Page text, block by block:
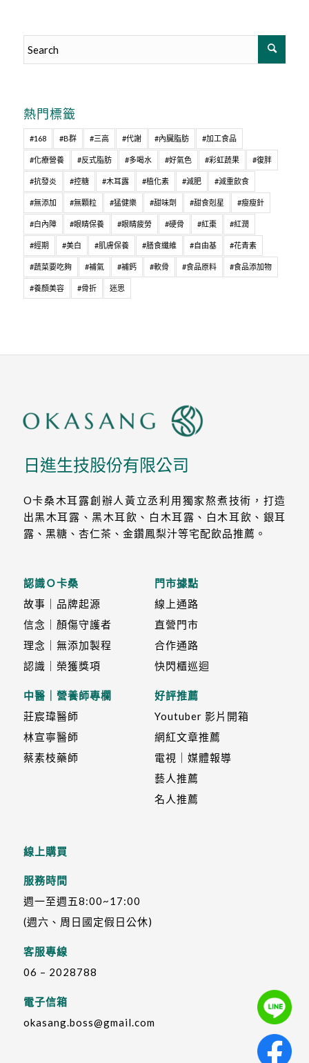
熱門標籤
#168 #B群 #三高 #代謝 #內臟脂肪 #加工食品
#化療營養 #反式脂肪 #多喝水 #好氣色 #彩虹蔬果 #復胖
#抗發炎 #控糖 #木耳露 #植化素 #減肥 #減重飲食
#無添加 #無顆粒 #猛健樂 #甜味劑 #甜食剋星 #瘦瘦針
#白內障 #眼睛保養 #眼睛疲勞 #硬骨 #紅棗 #紅潤
#經期 #美白 #肌膚保養 #膳食纖維 #自由基 #花青素
#蔬菜要吃夠 #補氣 #補鈣 #軟骨 #食品原料 #食品添加物
#養顏美容 #骨折 迷思
日進生技股份有限公司
O卡桑木耳露創辦人黃立丞利用獨家熬煮技術，打造
出黑木耳露、黑木耳飲、白木耳露、白木耳飲、銀耳
露、黑糖、杏仁茶、金鑽鳳梨汁等宅配飲品推薦。
認識Ｏ卡桑
故事｜品牌起源
信念｜顏傷守護者
理念｜無添加製程
認識｜榮獲獎項
中醫｜營養師專欄
莊宸瑋醫師
林宣寧醫師
蔡素枝藥師
門市據點
線上通路
直營門市
合作通路
快閃櫃巡迴
好評推薦
Youtuber 影片開箱
網紅文章推薦
電視｜媒體報導
藝人推薦
名人推薦
線上購買
服務時間
週一至週五8:00~17:00
(週六、周日國定假日公休)
客服專線
06 – 2028788
電子信箱
okasang.boss@gmail.com